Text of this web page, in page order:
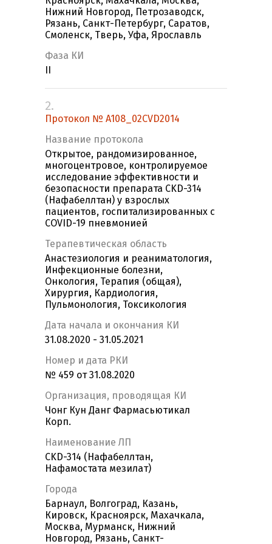
Нижний Новгород, Петрозаводск,
Рязань, Санкт-Петербург, Саратов,
Смоленск, Тверь, Уфа, Ярославль
Фаза КИ
2.
Протокол № A108_02CVD2014
Название протокола
Открытое, рандомизированное,
многоцентровое, контролируемое
исследование эффективности и
безопасности препарата CKD-314
(Нафабеллтан) у взрослых
пациентов, госпитализированных с
COVID-19 пневмонией
Терапевтическая область
Анастезиология и реаниматология,
Инфекционные болезни,
Онкология, Терапия (общая),
Хирургия, Кардиология,
Пульмонология, Токсикология
Дата начала и окончания КИ
31.08.2020 - 31.05.2021
Номер и дата РКИ
№ 459 от 31.08.2020
Организация, проводящая КИ
Чонг Кун Данг Фармасьютикал
Корп.
Наименование ЛП
CKD-314 (Нафабеллтан,
Нафамостата мезилат)
Города
Барнаул, Волгоград, Казань,
Кировск, Красноярск, Махачкала,
Москва, Мурманск, Нижний
Новгород, Рязань, Санкт-